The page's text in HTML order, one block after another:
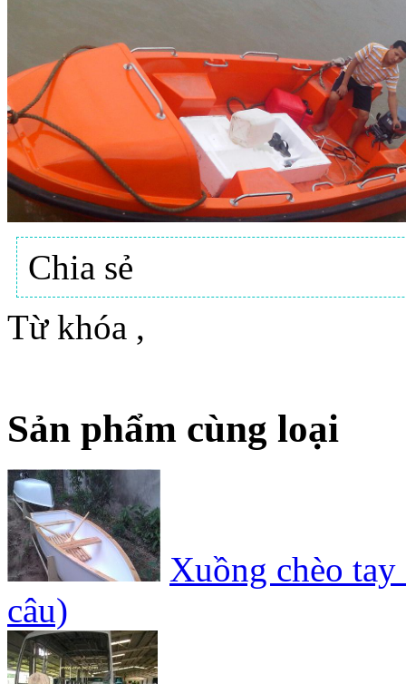
Chia sẻ
Từ khóa ,
Sản phẩm cùng loại
Xuồng chèo
câu)